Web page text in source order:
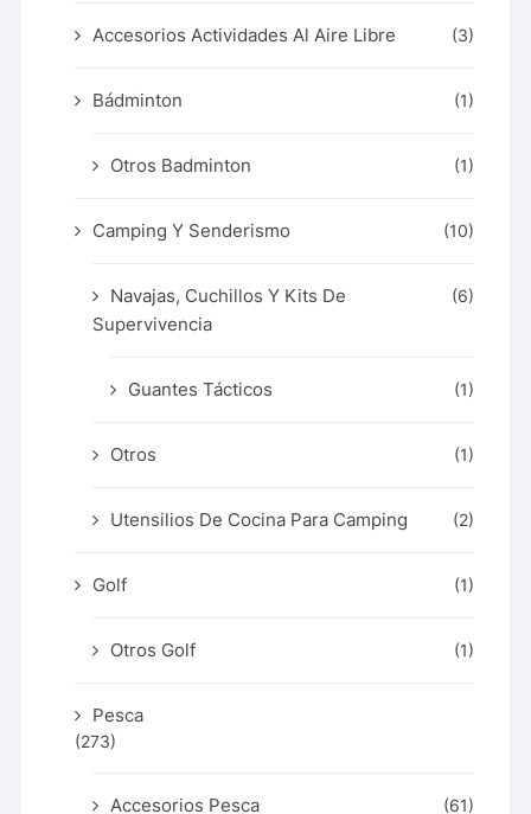
Accesorios Actividades Al Aire Libre (3)
Bádminton (1)
Otros Badminton (1)
Camping Y Senderismo (10)
Navajas, Cuchillos Y Kits De
Supervivencia
(6)
Guantes Tácticos (1)
Otros (1)
Utensilios De Cocina Para Camping (2)
Golf (1)
Otros Golf (1)
Pesca
(273)
Accesorios Pesca (61)